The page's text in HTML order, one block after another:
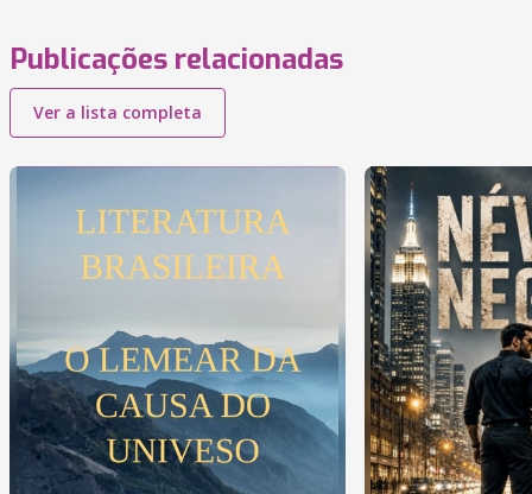
Publicações relacionadas
Ver a lista completa